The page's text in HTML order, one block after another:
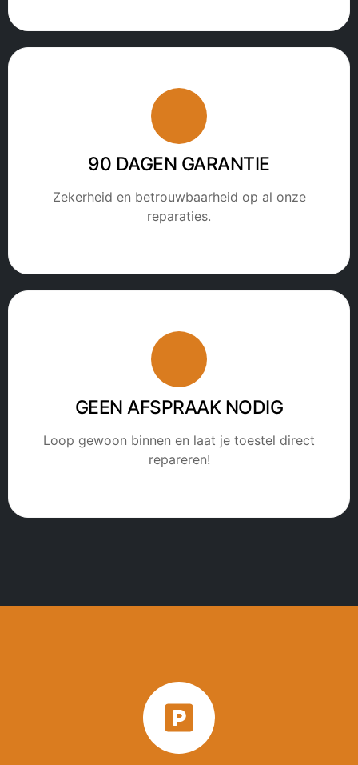
90 DAGEN GARANTIE
Zekerheid en betrouwbaarheid op al onze
reparaties.
GEEN AFSPRAAK NODIG
Loop gewoon binnen en laat je toestel direct
repareren!